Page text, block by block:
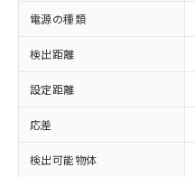
電源の種類
検出距離
設定距離
応差
検出可能物体